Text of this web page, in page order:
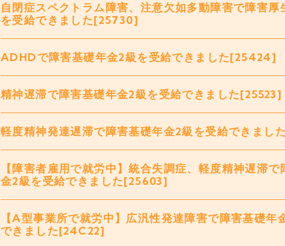
自閉症スペクトラム障害、注意欠如多動障害で障害厚
を受給できました[25730]
ADHDで障害基礎年金2級を受給できました[25424]
精神遅滞で障害基礎年金2級を受給できました[25523]
軽度精神発達遅滞で障害基礎年金2級を受給できまし
【障害者雇用で就労中】統合失調症、軽度精神遅滞で
金2級を受給できました[25603]
【A型事業所で就労中】広汎性発達障害で障害基礎年
できました[24C22]